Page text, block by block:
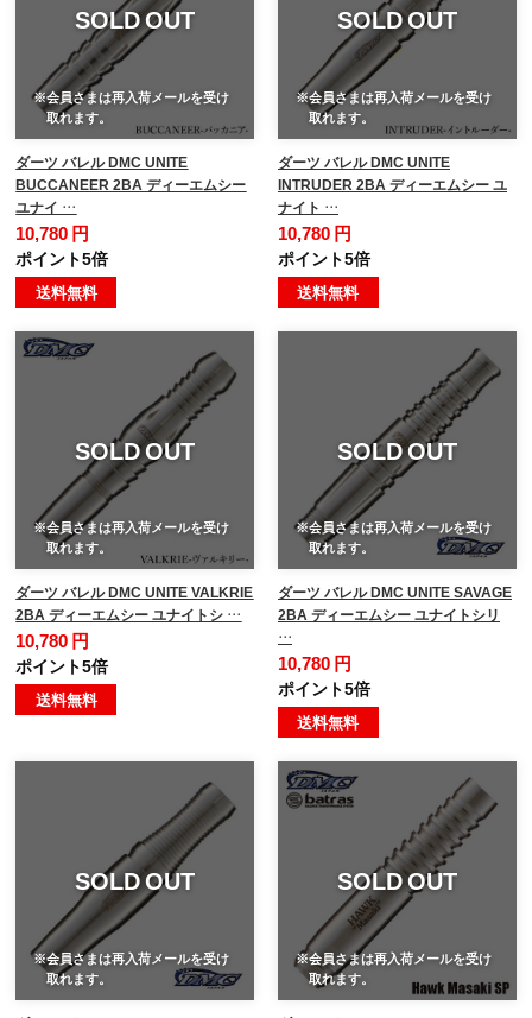
SOLD OUT
※会員さまは再入荷メールを受け
取れます。
ダーツ バレル DMC UNITE
BUCCANEER 2BA ディーエムシー
ユナイ …
10,780 円
ポイント5倍
送料無料
SOLD OUT
※会員さまは再入荷メールを受け
取れます。
ダーツ バレル DMC UNITE
INTRUDER 2BA ディーエムシー ユ
ナイト …
10,780 円
ポイント5倍
送料無料
SOLD OUT
※会員さまは再入荷メールを受け
取れます。
ダーツ バレル DMC UNITE VALKRIE
2BA ディーエムシー ユナイトシ …
10,780 円
ポイント5倍
送料無料
SOLD OUT
※会員さまは再入荷メールを受け
取れます。
ダーツ バレル DMC UNITE SAVAGE
2BA ディーエムシー ユナイトシリ
…
10,780 円
ポイント5倍
送料無料
SOLD OUT
※会員さまは再入荷メールを受け
取れます。
SOLD OUT
※会員さまは再入荷メールを受け
取れます。